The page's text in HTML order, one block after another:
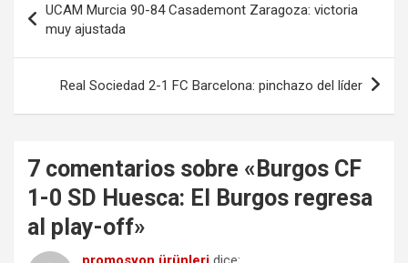
de
entradas
UCAM Murcia 90-84 Casademont Zaragoza: victoria
muy ajustada
Real Sociedad 2-1 FC Barcelona: pinchazo del líder
7 comentarios sobre « Burgos CF
1-0 SD Huesca: El Burgos regresa
al play-off»